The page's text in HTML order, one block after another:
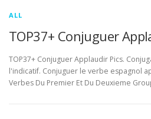
ALL
TOP37+ Conjuguer
TOP37+ Conjuguer Applaudir Pics.
l'indicatif. Conjuguer le verbe espagnol
Verbes Du Premier Et Du Deuxieme